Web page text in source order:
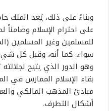
وبناءً على ذلك، يُعد الملك
على احترام الإسلام وضامناً
للمسلمين وغير المسلمين
سواء. كما أنه، وقبل كل
وهو الدور الذي يتيح
بقاء الإسلام الممارس في
مبادئ المذهب المالكي
أشكال التطرف.